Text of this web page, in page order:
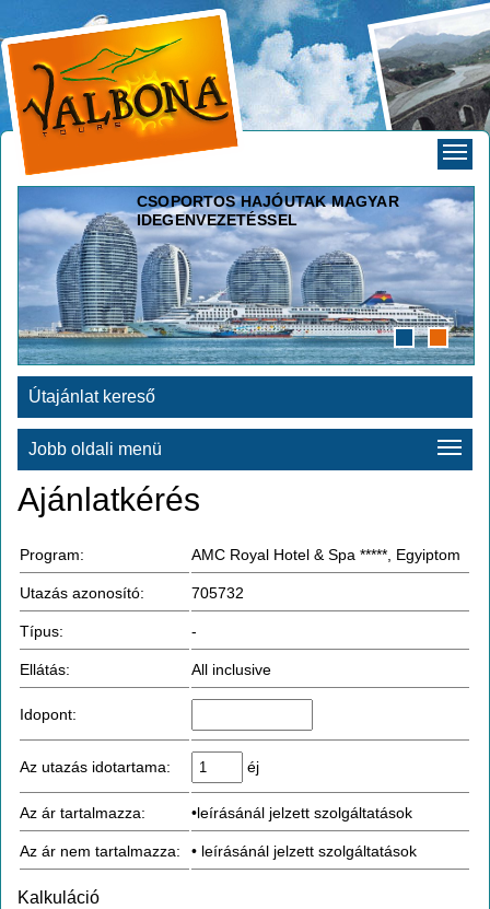
CSOPORTOS HAJÓUTAK MAGYAR
IDEGENVEZETÉSSEL
Útajánlat kereső
Jobb oldali menü
Ajánlatkérés
Program: AMC Royal Hotel & Spa *****, Egyiptom
Utazás azonosító: 705732
Típus: -
Ellátás: All inclusive
Idopont:
Az utazás idotartama: éj
Az ár tartalmazza: •leírásánál jelzett szolgáltatások
Az ár nem tartalmazza: • leírásánál jelzett szolgáltatások
Kalkuláció